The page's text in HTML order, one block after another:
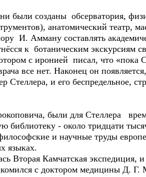
созданы обсерватория,
анатомический театр,
И. Амману составлять
к ботаническим экскурсиям
с иронией писал, что «пока
все нет. Наконец он
Стеллера, и его беспредельное,
были для Стеллера
библиотеку - около тридцати
и научные труды
языках.
Вторая Камчатская экспедиция,
с доктором медицины Д.